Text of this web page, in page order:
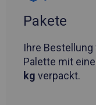
Pakete
Ihre Bestellung
Palette mit
kg verpackt.